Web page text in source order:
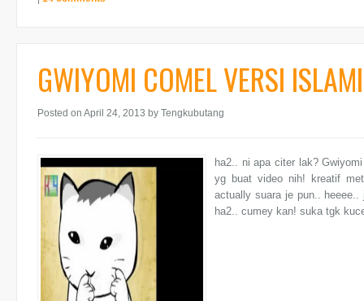
GWIYOMI COMEL VERSI
Posted on April 24, 2013 by Tengkubutang
ha2.. ni apa citer lak?
yg buat video nih! kreatif
actually suara je pun..
ha2.. cumey kan! suka tgk